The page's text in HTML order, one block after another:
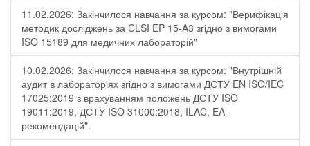
11.02.2026: Закінчилося навчання за курсом: "Верифікація
методик досліджень за CLSI EP 15-A3 згідно з вимогами
ISO 15189 для медичних лабораторій"
10.02.2026: Закінчилося навчання за курсом: "Внутрішній
аудит в лабораторіях згідно з вимогами ДСТУ EN ISO/IEC
17025:2019 з врахуванням положень ДСТУ ISO
19011:2019, ДСТУ ISO 31000:2018, ILAC, EA -
рекомендацій".